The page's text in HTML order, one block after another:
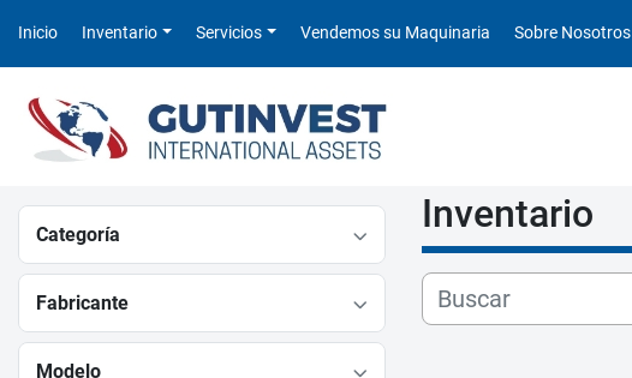
Inicio Inventario Servicios Vendemos su Maquinaria Sobre Nosotros
Categoría
Fabricante
Modelo
Inventario